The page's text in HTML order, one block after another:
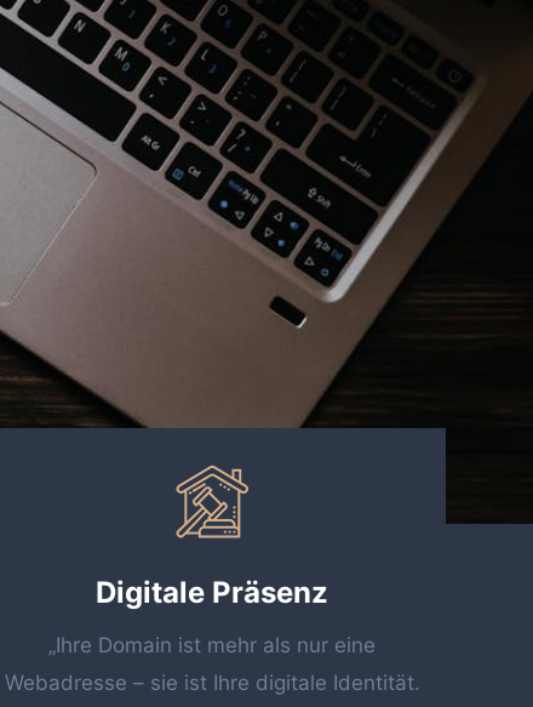
Digitale Präsenz
„Ihre Domain ist mehr als nur eine
Webadresse – sie ist Ihre digitale Identität.